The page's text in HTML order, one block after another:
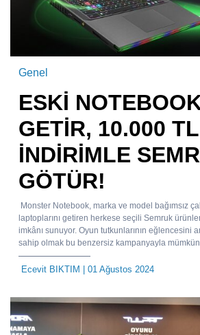
Genel
ESKİ
GETİR, 10.000 TL
İNDİRİMLE
GÖTÜR!
Monster Notebook, marka ve model bağımsız
laptoplarını getiren herkese seçili Semruk
imkânı sunuyor. Oyun tutkunlarının eğlencesini
sahip olmak bu benzersiz kampanyayla
Ecevit BIKTIM | 01 Ağustos 2024